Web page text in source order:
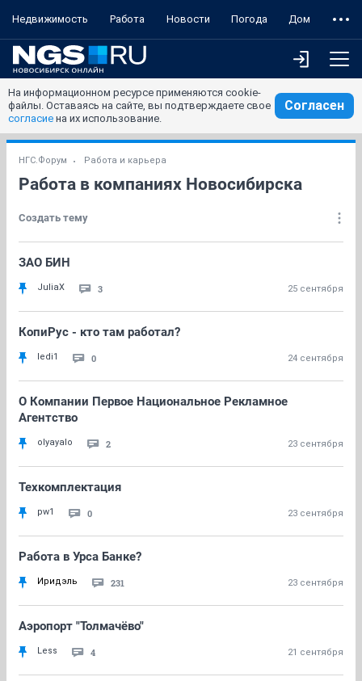
Недвижимость Работа Новости Погода Дом
На информационном ресурсе применяются cookie-
файлы. Оставаясь на сайте, вы подтверждаете свое
согласие на их использование.
Согласен
НГС.Форум Работа и карьера
Работа в компаниях Новосибирска
Создать тему
ЗАО БИН
JuliaX 3 25 сентября
КопиРус - кто там работал?
ledi1 0 24 сентября
О Компании Первое Национальное Рекламное
Агентство
olyayalo 2 23 сентября
Техкомплектация
pw1 0 23 сентября
Работа в Урса Банке?
Иридэль 231 23 сентября
Аэропорт "Толмачёво"
Less 4 21 сентября